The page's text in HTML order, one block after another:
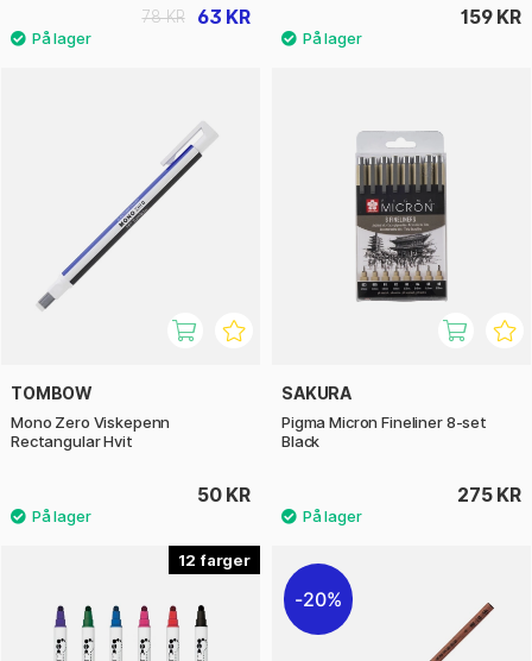
63 KR
78 KR 159 KR
TOMBOW
Mono Zero Viskepenn
Rectangular Hvit
50 KR
SAKURA
Pigma Micron Fineliner 8-set
Black
275 KR
12
20%